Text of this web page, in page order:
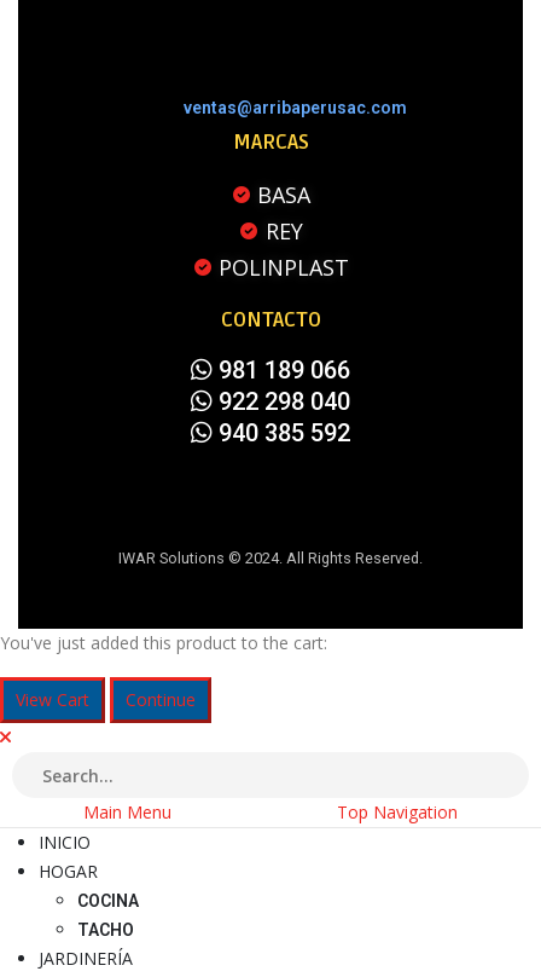
ventas@arribaperusac.com
MARCAS
BASA
REY
POLINPLAST
CONTACTO
981 189 066
922 298 040
940 385 592
IWAR Solutions © 2024. All Rights Reserved.
You've just added this product to the cart:
View Cart Continue
Main Menu
Top Navigation
INICIO
HOGAR
COCINA
TACHO
JARDINERÍA